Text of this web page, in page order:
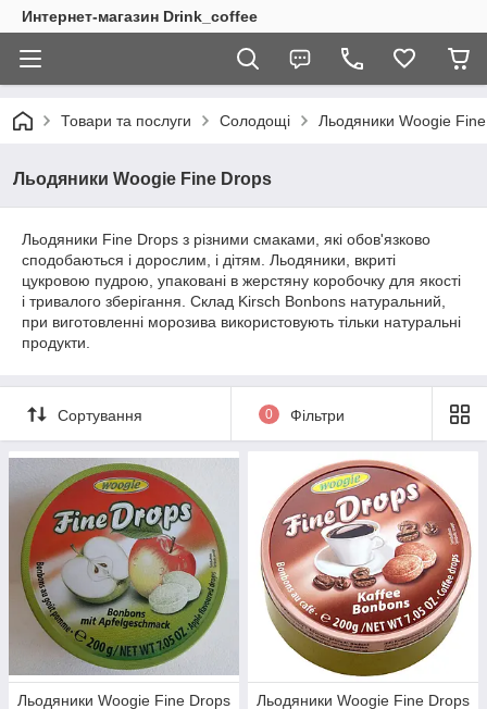
Интернет-магазин Drink_coffee
Товари та послуги Солодощі Льодяники Woogie
Льодяники Woogie Fine Drops
Льодяники Fine Drops з різними смаками, які обов'язково
сподобаються і дорослим, і дітям. Льодяники, вкриті
цукровою пудрою, упаковані в жерстяну коробочку для якості
і тривалого зберігання. Склад Kirsch Bonbons натуральний,
при виготовленні морозива використовують тільки натуральні
продукти.
Сортування 0 Фільтри
Льодяники Woogie Fine Drops
Льодяники Woogie Fine Drops